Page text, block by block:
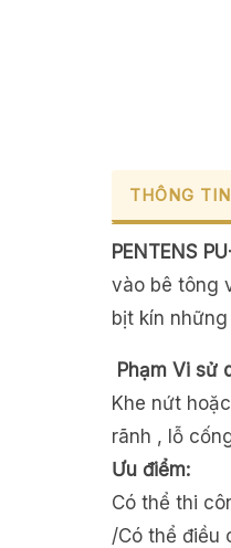
THÔNG
PENTENS
vào bê tông
bịt kín
Phạm Vi sử
Khe nứt
rãnh , lỗ
Ưu điểm:
Có thể thi
/Có thể điều